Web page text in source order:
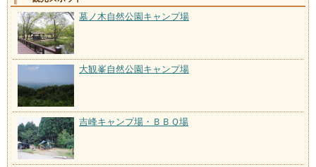
墓ノ木自然公園キャンプ場
大観峯自然公園キャンプ場
吉峰キャンプ場・ＢＢＱ場